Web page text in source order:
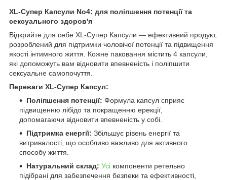
XL-Супер Капсули No4: для поліпшення потенції та
сексуального здоров'я
Відкрийте для себе XL-Супер Капсули — ефективний продукт,
розроблений для підтримки чоловічої потенції та підвищення
якості інтимного життя. Кожне паковання містить 4 капсули,
які допоможуть вам відновити впевненість і поліпшити
сексуальне самопочуття.
Переваги XL-Супер Капсул:
Поліпшення потенції: Формула капсул сприяє
підвищенню лібідо та покращенню ерекції,
допомагаючи відновити впевненість у собі.
Підтримка енергії: Збільшує рівень енергії та
витривалості, що особливо важливо для активного
способу життя.
Натуральний склад: Усі компоненти ретельно
підібрані для забезпечення безпеки та ефективності,